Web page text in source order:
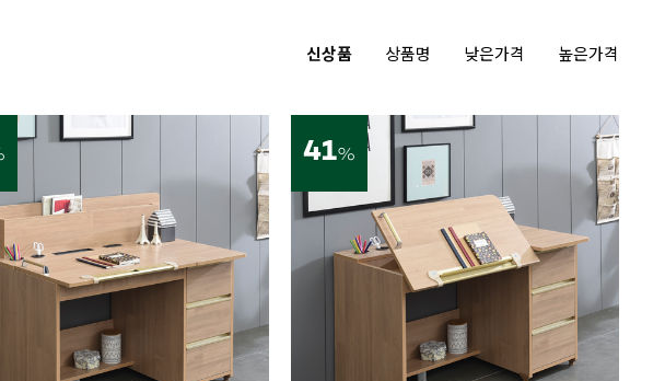
신상품 상품명 낮은가격 높은가격
41%